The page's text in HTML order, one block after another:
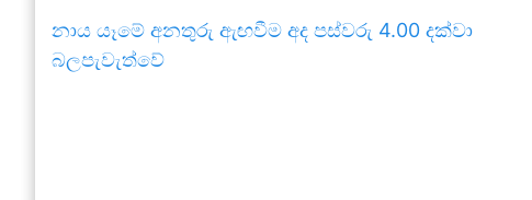
නාය යෑමේ අනතුරු ඇඟවීම අද පස්වරු 4.00 දක්වා
බලපැවැත්වේ